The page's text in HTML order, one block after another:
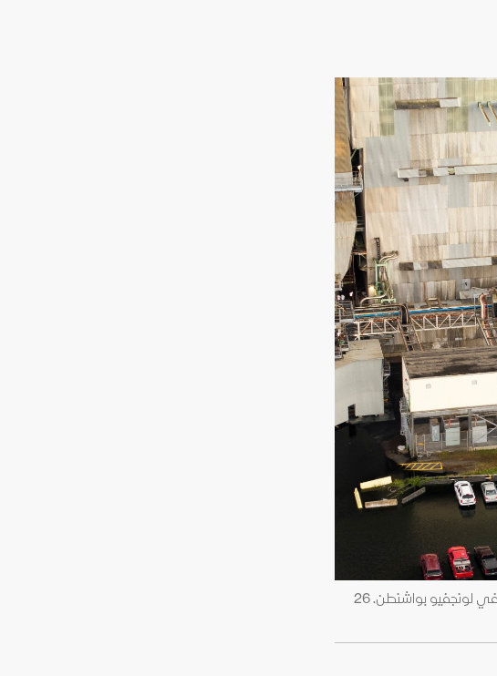
صورة التقطتها طائرة بدون طيار لخزان مواد كيميائية بعد انفجاره في مصنع "نيبون داينويف باكيدجينج" للورق في لونجفيو بواشنطن. 26